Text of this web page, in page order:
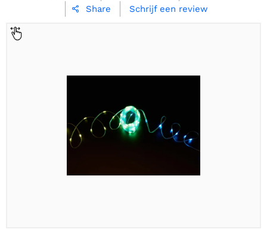
 Share Schrijf een review